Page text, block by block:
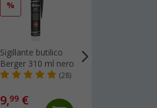
%
Sigillante butilico
Berger 310 ml nero
(28)
9,99 €